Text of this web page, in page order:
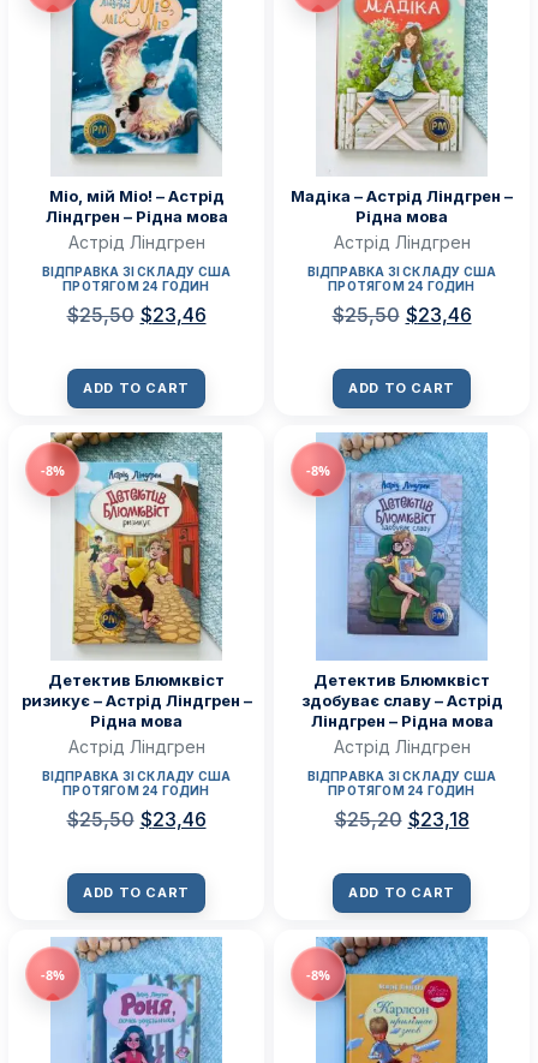
Міо, мій Міо! – Астрід
Ліндгрен – Рідна мова
Астрід Ліндгрен
ВІДПРАВКА ЗІ СКЛАДУ США
ПРОТЯГОМ 24 ГОДИН
$25,50 $23,46
ADD TO CART
Мадіка – Астрід Ліндгрен –
Рідна мова
Астрід Ліндгрен
ВІДПРАВКА ЗІ СКЛАДУ США
ПРОТЯГОМ 24 ГОДИН
$25,50 $23,46
ADD TO CART
-8%
Детектив Блюмквіст
ризикує – Астрід Ліндгрен –
Рідна мова
Астрід Ліндгрен
ВІДПРАВКА ЗІ СКЛАДУ США
ПРОТЯГОМ 24 ГОДИН
$25,50 $23,46
ADD TO CART
-8%
Детектив Блюмквіст
здобуває славу – Астрід
Ліндгрен – Рідна мова
Астрід Ліндгрен
ВІДПРАВКА ЗІ СКЛАДУ США
ПРОТЯГОМ 24 ГОДИН
$25,20 $23,18
ADD TO CART
-8% -8%